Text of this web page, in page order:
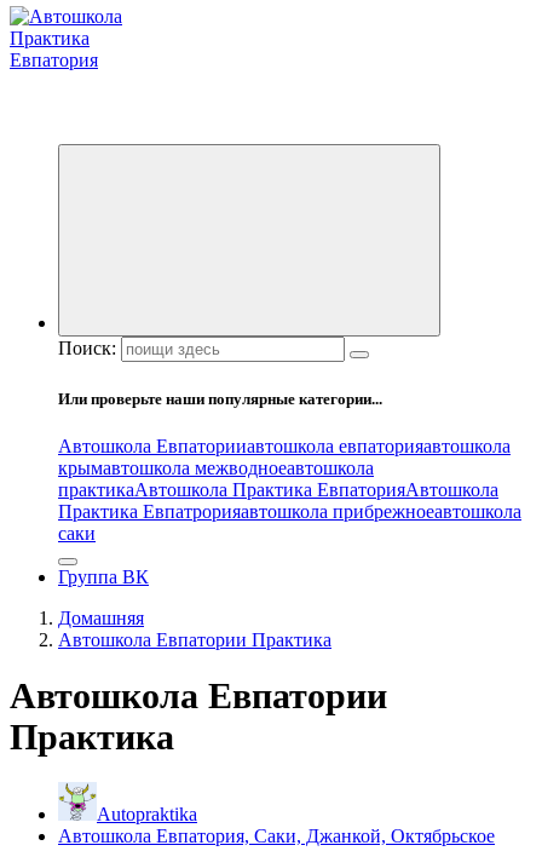
Поиск:
Или проверьте наши популярные категории...
Автошкола Евпаторииавтошкола евпаторияавтошкола
крымавтошкола межводноеавтошкола
практикаАвтошкола Практика ЕвпаторияАвтошкола
Практика Евпатрорияавтошкола прибрежноеавтошкола
саки
Группа ВК
Домашняя
Автошкола Евпатории Практика
Автошкола Евпатории
Практика
Autopraktika
Автошкола Евпатория, Саки, Джанкой, Октябрьское